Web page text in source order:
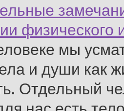
физического
мы
и души как
Отдельный